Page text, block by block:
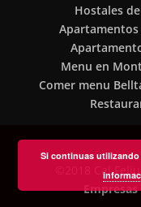
Hostales
Menu en
Comer menu
©2018 Cal
Empresas
Si continuas